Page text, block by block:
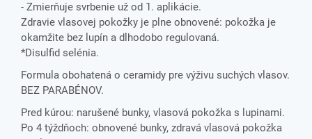
- Zmierňuje svrbenie už od 1. aplikácie.
Zdravie vlasovej pokožky je plne obnovené: pokožka je
okamžite bez lupín a dlhodobo regulovaná.
*Disulfid selénia.
Formula obohatená o ceramidy pre výživu suchých vlasov.
BEZ PARABÉNOV.
Pred kúrou: narušené bunky, vlasová pokožka s lupinami.
Po 4 týždňoch: obnovené bunky, zdravá vlasová pokožka